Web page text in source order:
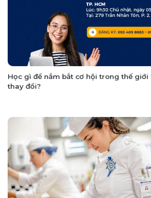
Học gì để nắm bắt cơ hội trong thế
thay đổi?